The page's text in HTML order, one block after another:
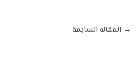
→ المقالة السابقة